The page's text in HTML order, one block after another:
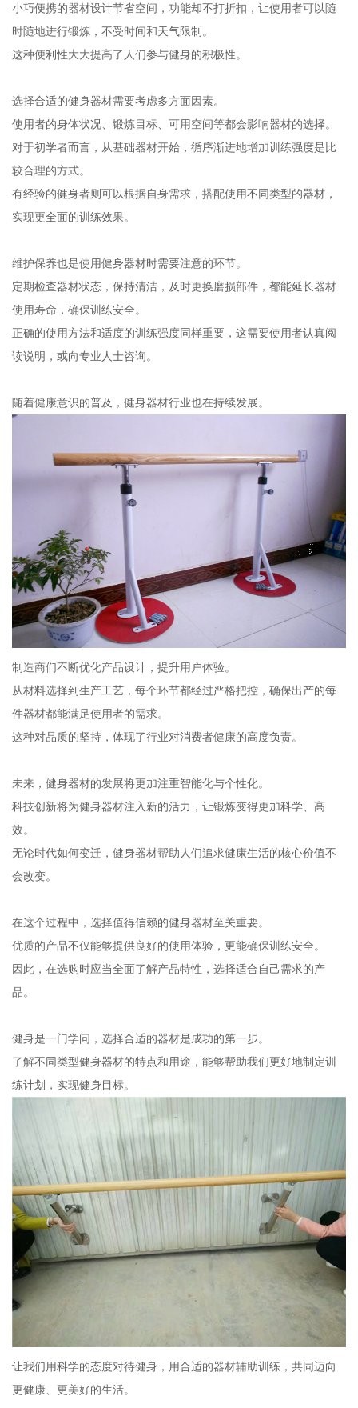
小巧便携的器材设计节省空间，功能却不打折扣，让使用者可以随
时随地进行锻炼，不受时间和天气限制。
这种便利性大大提高了人们参与健身的积极性。
选择合适的健身器材需要考虑多方面因素。
使用者的身体状况、锻炼目标、可用空间等都会影响器材的选择。
对于初学者而言，从基础器材开始，循序渐进地增加训练强度是比
较合理的方式。
有经验的健身者则可以根据自身需求，搭配使用不同类型的器材，
实现更全面的训练效果。
维护保养也是使用健身器材时需要注意的环节。
定期检查器材状态，保持清洁，及时更换磨损部件，都能延长器材
使用寿命，确保训练安全。
正确的使用方法和适度的训练强度同样重要，这需要使用者认真阅
读说明，或向专业人士咨询。
随着健康意识的普及，健身器材行业也在持续发展。
制造商们不断优化产品设计，提升用户体验。
从材料选择到生产工艺，每个环节都经过严格把控，确保出产的每
件器材都能满足使用者的需求。
这种对品质的坚持，体现了行业对消费者健康的高度负责。
未来，健身器材的发展将更加注重智能化与个性化。
科技创新将为健身器材注入新的活力，让锻炼变得更加科学、高
效。
无论时代如何变迁，健身器材帮助人们追求健康生活的核心价值不
会改变。
在这个过程中，选择值得信赖的健身器材至关重要。
优质的产品不仅能够提供良好的使用体验，更能确保训练安全。
因此，在选购时应当全面了解产品特性，选择适合自己需求的产
品。
健身是一门学问，选择合适的器材是成功的第一步。
了解不同类型健身器材的特点和用途，能够帮助我们更好地制定训
练计划，实现健身目标。
让我们用科学的态度对待健身，用合适的器材辅助训练，共同迈向
更健康、更美好的生活。